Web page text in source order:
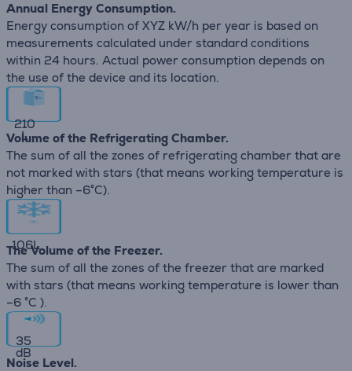
Annual Energy Consumption.
Energy consumption of XYZ kW/h per year is based on
measurements calculated under standard conditions
within 24 hours. Actual power consumption depends on
the use of the device and its location.
210
L
Volume of the Refrigerating Chamber.
The sum of all the zones of refrigerating chamber that are
not marked with stars (that means working temperature is
higher than –6°C).
106L
The Volume of the Freezer.
The sum of all the zones of the freezer that are marked
with stars (that means working temperature is lower than
–6 °C ).
35
dB
Noise Level.